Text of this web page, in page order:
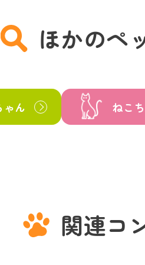
ほかのペ
ゃん ねこ
関連コ